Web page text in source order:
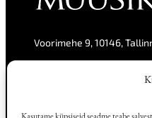
Voorimehe 9, 10146,
Facebook